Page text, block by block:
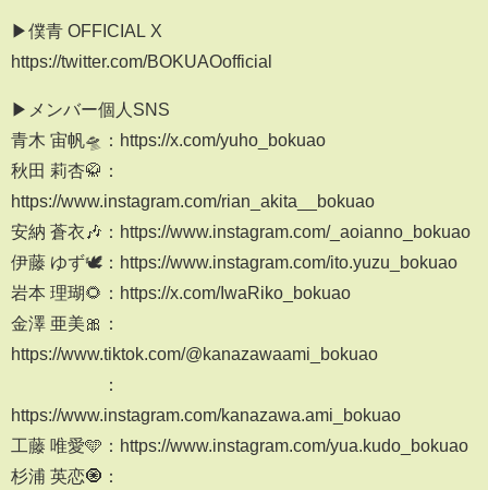
▶僕青 OFFICIAL X
https://twitter.com/BOKUAOofficial
▶メンバー個人SNS
青木 宙帆🛸：https://x.com/yuho_bokuao
秋田 莉杏🥋：
https://www.instagram.com/rian_akita__bokuao
安納 蒼衣🎶：https://www.instagram.com/_aoianno_bokuao
伊藤 ゆず🕊️：https://www.instagram.com/ito.yuzu_bokuao
岩本 理瑚🌻：https://x.com/IwaRiko_bokuao
金澤 亜美🎀：
https://www.tiktok.com/@kanazawaami_bokuao
：
https://www.instagram.com/kanazawa.ami_bokuao
工藤 唯愛🩵：https://www.instagram.com/yua.kudo_bokuao
杉浦 英恋🧿：